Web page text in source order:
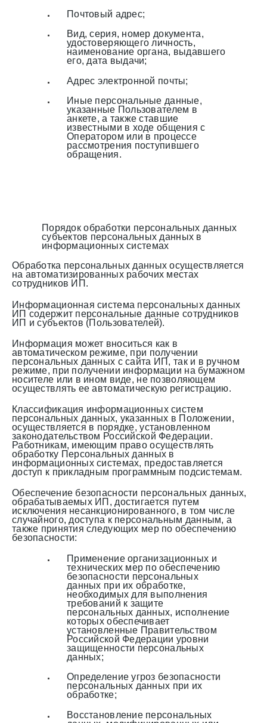
Почтовый адрес;
Вид, серия, номер документа,
удостоверяющего личность,
наименование органа, выдавшего
его, дата выдачи;
Адрес электронной почты;
Иные персональные данные,
указанные Пользователем в
анкете, а также ставшие
известными в ходе общения с
Оператором или в процессе
рассмотрения поступившего
обращения.
Порядок обработки персональных данных
субъектов персональных данных в
информационных системах
Обработка персональных данных осуществляется
на автоматизированных рабочих местах
сотрудников ИП.
Информационная система персональных данных
ИП содержит персональные данные сотрудников
ИП и субъектов (Пользователей).
Информация может вноситься как в
автоматическом режиме, при получении
персональных данных с сайта ИП, так и в ручном
режиме, при получении информации на бумажном
носителе или в ином виде, не позволяющем
осуществлять ее автоматическую регистрацию.
Классификация информационных систем
персональных данных, указанных в Положении,
осуществляется в порядке, установленном
законодательством Российской Федерации.
Работникам, имеющим право осуществлять
обработку Персональных данных в
информационных системах, предоставляется
доступ к прикладным программным подсистемам.
Обеспечение безопасности персональных данных,
обрабатываемых ИП, достигается путем
исключения несанкционированного, в том числе
случайного, доступа к персональным данным, а
также принятия следующих мер по обеспечению
безопасности:
Применение организационных и
технических мер по обеспечению
безопасности персональных
данных при их обработке,
необходимых для выполнения
требований к защите
персональных данных, исполнение
которых обеспечивает
установленные Правительством
Российской Федерации уровни
защищенности персональных
данных;
Определение угроз безопасности
персональных данных при их
обработке;
Восстановление персональных